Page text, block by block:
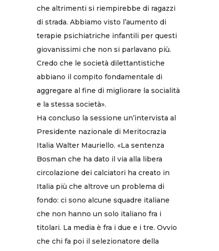
che altrimenti si riempirebbe di ragazzi
di strada. Abbiamo visto l’aumento di
terapie psichiatriche infantili per questi
giovanissimi che non si parlavano più.
Credo che le società dilettantistiche
abbiano il compito fondamentale di
aggregare al fine di migliorare la socialità
e la stessa società».
Ha concluso la sessione un’intervista al
Presidente nazionale di Meritocrazia
Italia Walter Mauriello. «La sentenza
Bosman che ha dato il via alla libera
circolazione dei calciatori ha creato in
Italia più che altrove un problema di
fondo: ci sono alcune squadre italiane
che non hanno un solo italiano fra i
titolari. La media è fra i due e i tre. Ovvio
che chi fa poi il selezionatore della